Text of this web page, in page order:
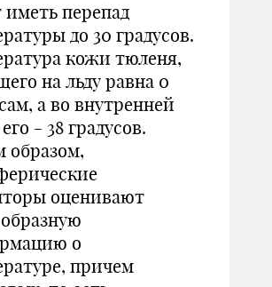
иметь перепад
до 30 градусов.
кожи тюленя,
на льду равна 0
а во внутренней
- 38 градусов.
образом,
оценивают
о
причем